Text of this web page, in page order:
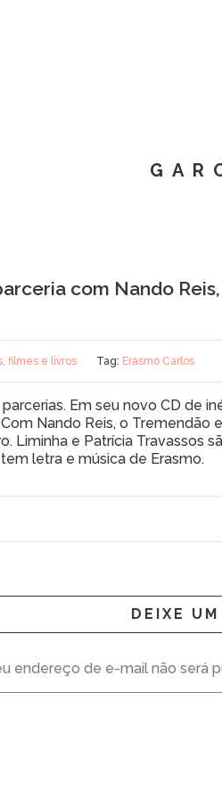
com Nando
filmes e livros Tag: Erasmo Carlos
Em seu novo CD de
Nando Reis, o Tremendão
Liminha e Patrícia Travassos
tem letra e música de Erasmo.
DEIXE
endereço de e-mail não será